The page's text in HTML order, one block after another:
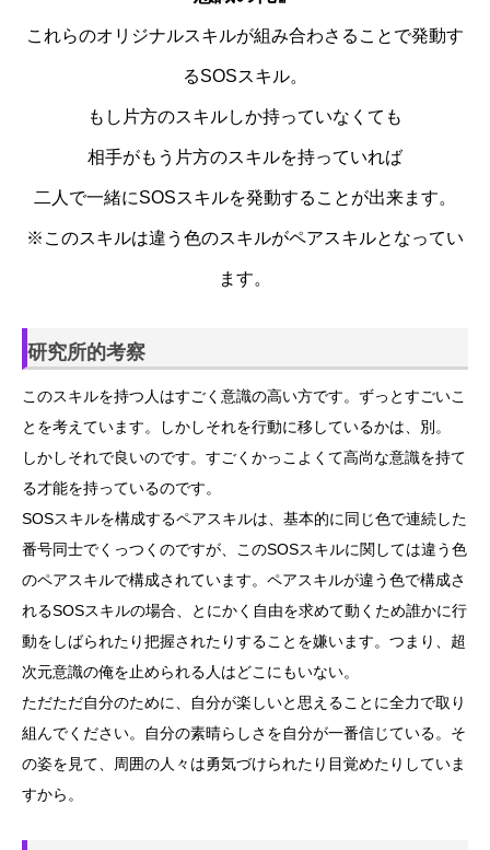
これらのオリジナルスキルが組み合わさることで発動す
るSOSスキル。
もし片方のスキルしか持っていなくても
相手がもう片方のスキルを持っていれば
二人で一緒にSOSスキルを発動することが出来ます。
※このスキルは違う色のスキルがペアスキルとなってい
ます。
研究所的考察
このスキルを持つ人はすごく意識の高い方です。ずっとすごいこ
とを考えています。しかしそれを行動に移しているかは、別。
しかしそれで良いのです。すごくかっこよくて高尚な意識を持て
る才能を持っているのです。
SOSスキルを構成するペアスキルは、基本的に同じ色で連続した
番号同士でくっつくのですが、このSOSスキルに関しては違う色
のペアスキルで構成されています。ペアスキルが違う色で構成さ
れるSOSスキルの場合、とにかく自由を求めて動くため誰かに行
動をしばられたり把握されたりすることを嫌います。つまり、超
次元意識の俺を止められる人はどこにもいない。
ただただ自分のために、自分が楽しいと思えることに全力で取り
組んでください。自分の素晴らしさを自分が一番信じている。そ
の姿を見て、周囲の人々は勇気づけられたり目覚めたりしていま
すから。